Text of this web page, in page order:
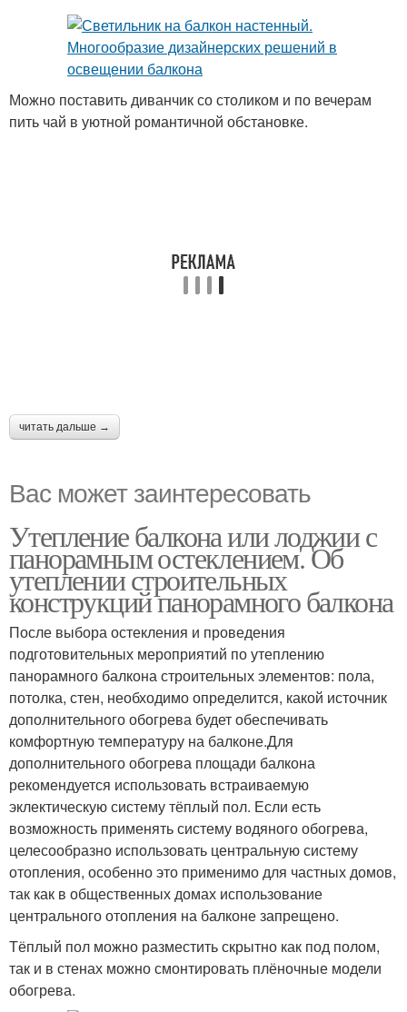
Можно поставить диванчик со столиком и по вечерам
пить чай в уютной романтичной обстановке.
читать дальше →
Вас может заинтересовать
Утепление балкона или лоджии с
панорамным остеклением. Об
утеплении строительных
конструкций панорамного балкона
После выбора остекления и проведения
подготовительных мероприятий по утеплению
панорамного балкона строительных элементов: пола,
потолка, стен, необходимо определится, какой источник
дополнительного обогрева будет обеспечивать
комфортную температуру на балконе.Для
дополнительного обогрева площади балкона
рекомендуется использовать встраиваемую
эклектическую систему тёплый пол. Если есть
возможность применять систему водяного обогрева,
целесообразно использовать центральную систему
отопления, особенно это применимо для частных домов,
так как в общественных домах использование
центрального отопления на балконе запрещено.
Тёплый пол можно разместить скрытно как под полом,
так и в стенах можно смонтировать плёночные модели
обогрева.